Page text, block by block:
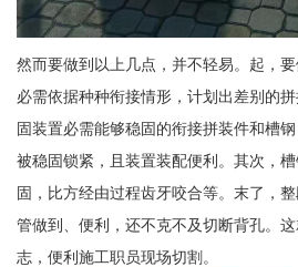
然而要做到以上几点，并不轻易。起，
必需依据种种衔接情形，计划出差别的
固装置必需能够稳固的衔接拼装件和槽
被稳固锁紧，且装置装配便利。其次，
固，比方经由过程齿牙咬合等。末了，
管做到、便利，还不克不及切断背孔。
志，便利施工职员现场切割。